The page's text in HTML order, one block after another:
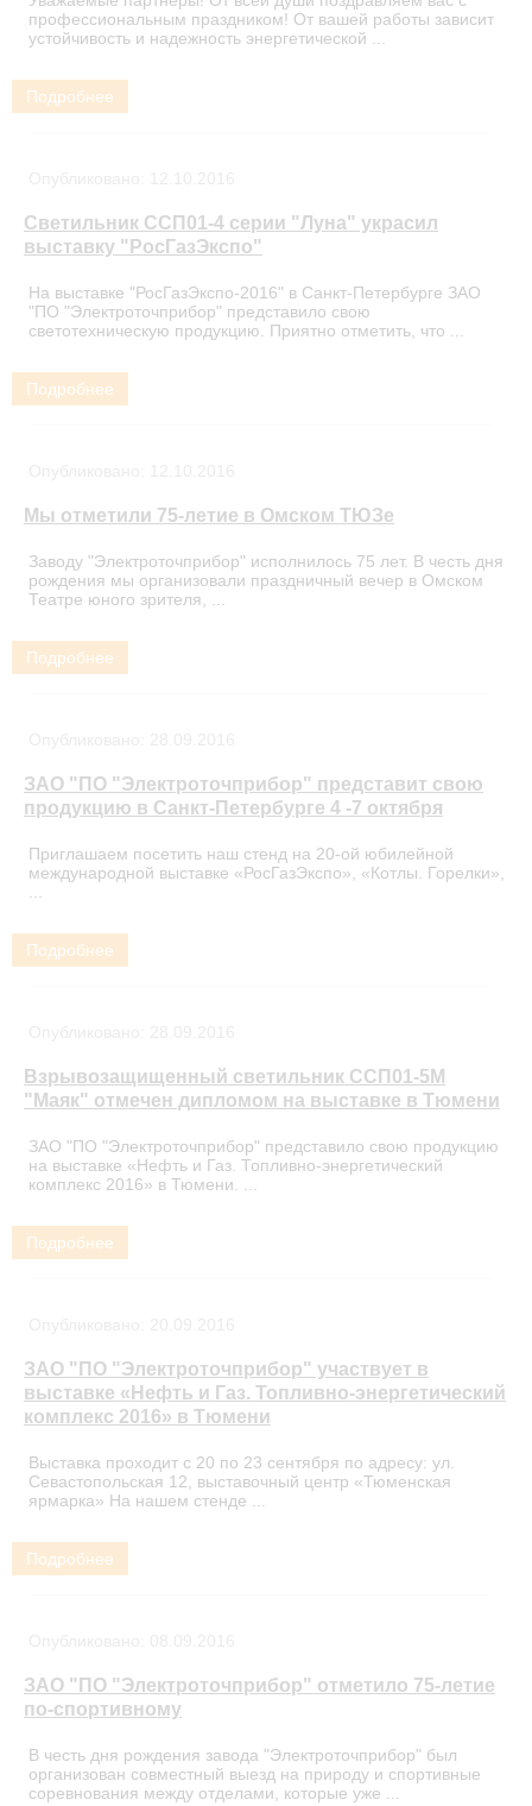
профессиональным праздником! От вашей работы зависит
устойчивость и надежность энергетической ...
Подробнее
Светильник ССП01-4 серии "Луна" украсил
выставку "РосГазЭкспо"
На выставке "РосГазЭкспо-2016" в Санкт-Петербурге ЗАО
"ПО "Электроточприбор" представило свою
светотехническую продукцию. Приятно отметить, что ...
Подробнее
Мы отметили 75-летие в Омском ТЮЗе
Заводу "Электроточприбор" исполнилось 75 лет. В честь дня
рождения мы организовали праздничный вечер в Омском
Театре юного зрителя, ...
Подробнее
ЗАО "ПО "Электроточприбор" представит свою
продукцию в Санкт-Петербурге 4 -7 октября
Приглашаем посетить наш стенд на 20-ой юбилейной
международной выставке «РосГазЭкспо», «Котлы. Горелки»,
Подробнее
Взрывозащищенный светильник ССП01-5М
"Маяк" отмечен дипломом на выставке в Тюмени
ЗАО "ПО "Электроточприбор" представило свою продукцию
на выставке «Нефть и Газ. Топливно-энергетический
комплекс 2016» в Тюмени. ...
Подробнее
ЗАО "ПО "Электроточприбор" участвует в
выставке «Нефть и Газ. Топливно-энергетический
комплекс 2016» в Тюмени
Выставка проходит с 20 по 23 сентября по адресу: ул.
Севастопольская 12, выставочный центр «Тюменская
ярмарка» На нашем стенде ...
Подробнее
ЗАО "ПО "Электроточприбор" отметило 75-летие
по-спортивному
В честь дня рождения завода "Электроточприбор" был
организован совместный выезд на природу и спортивные
соревнования между отделами, которые уже ...